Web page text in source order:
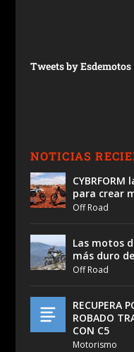
Tweets by Esdemotos
NOTICIAS
para crear
Off Road
Las motos
más duro
Off Road
RECUPERA
ROBADO
CON C5
Motorismo